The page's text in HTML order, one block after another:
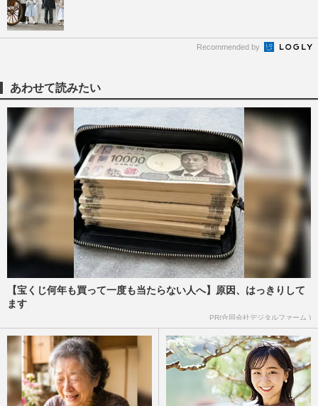
Recommended by
あわせて読みたい
【宝くじ何年も買って一度も当たらない人へ】原因、はっきりして
ます
PR(合同会社デジタルファーム )